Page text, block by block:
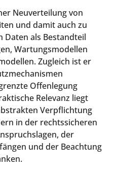
Neuverteilung von
und damit auch zu
Daten als Bestandteil
Wartungsmodellen
Zugleich ist er
Offenlegung
Relevanz liegt
Verpflichtung
in der rechtssicheren
der
und der Beachtung